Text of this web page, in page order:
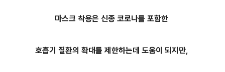
마스크 착용은 신종 코로나를 포함한
호흡기 질환의 확대를 제한하는데 도움이 되지만,